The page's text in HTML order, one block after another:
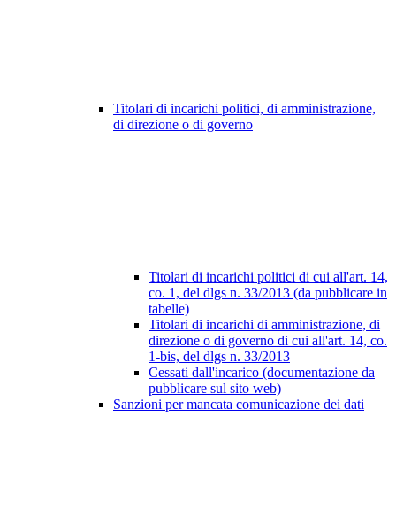
Titolari di incarichi politici, di amministrazione,
di direzione o di governo
Titolari di incarichi politici di cui all'art. 14,
co. 1, del dlgs n. 33/2013 (da pubblicare in
tabelle)
Titolari di incarichi di amministrazione, di
direzione o di governo di cui all'art. 14, co.
1-bis, del dlgs n. 33/2013
Cessati dall'incarico (documentazione da
pubblicare sul sito web)
Sanzioni per mancata comunicazione dei dati